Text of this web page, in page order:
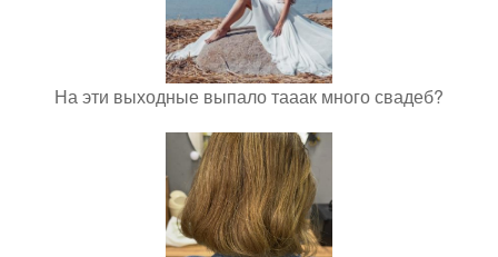
На эти выходные выпало тааак много свадеб?